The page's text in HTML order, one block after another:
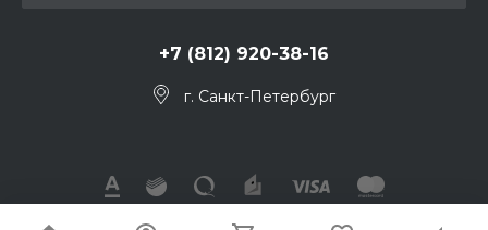
+7 (812) 920-38-16
г. Санкт-Петербург